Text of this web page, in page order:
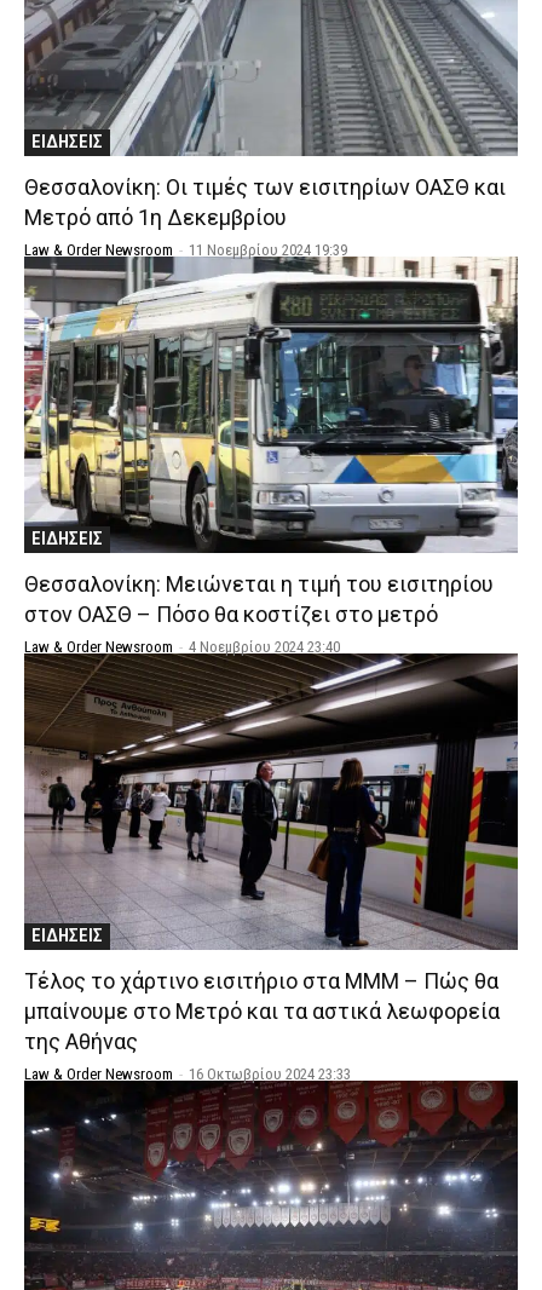
ΕΙΔΗΣΕΙΣ
Θεσσαλονίκη: Οι τιμές των εισιτηρίων ΟΑΣΘ και
Μετρό από 1η Δεκεμβρίου
Law & Order Newsroom - 11 Νοεμβρίου 2024 19:39
ΕΙΔΗΣΕΙΣ
Θεσσαλονίκη: Μειώνεται η τιμή του εισιτηρίου
στον ΟΑΣΘ – Πόσο θα κοστίζει στο μετρό
Law & Order Newsroom - 4 Νοεμβρίου 2024 23:40
ΕΙΔΗΣΕΙΣ
Τέλος το χάρτινο εισιτήριο στα ΜΜΜ – Πώς θα
μπαίνουμε στο Μετρό και τα αστικά λεωφορεία
της Αθήνας
Law & Order Newsroom - 16 Οκτωβρίου 2024 23:33